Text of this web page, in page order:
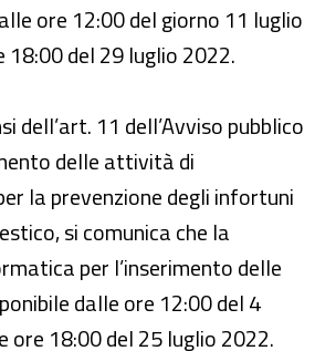
ore 12:00 del giorno 11 luglio
18:00 del 29 luglio 2022.
dell’art. 11 dell’Avviso pubblico
delle attività di
la prevenzione degli infortuni
si comunica che la
per l’inserimento delle
dalle ore 12:00 del 4
ore 18:00 del 25 luglio 2022.